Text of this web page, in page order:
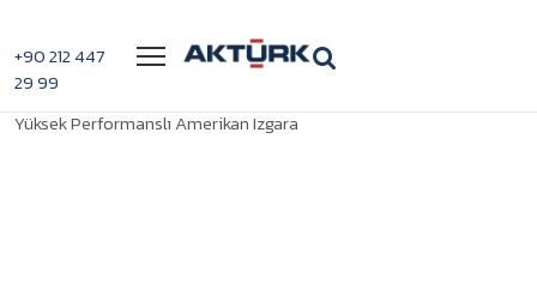
+90 212 447
29 99
Menü
Yüksek Performanslı Amerikan Izgara